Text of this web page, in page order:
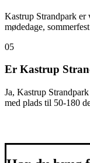
Kastrup Strandpark er
mødedage,
05
Er Kastrup
Ja, Kastrup
med plads til 50-180